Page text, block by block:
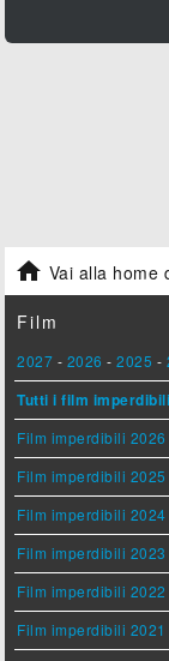
 Vai alla home
Film
2027 - 2026 -2025 -
Tutti i film
Film imperdibili 2026
Film imperdibili 2025
Film imperdibili 2024
Film imperdibili 2023
Film imperdibili 2022
Film imperdibili 2021